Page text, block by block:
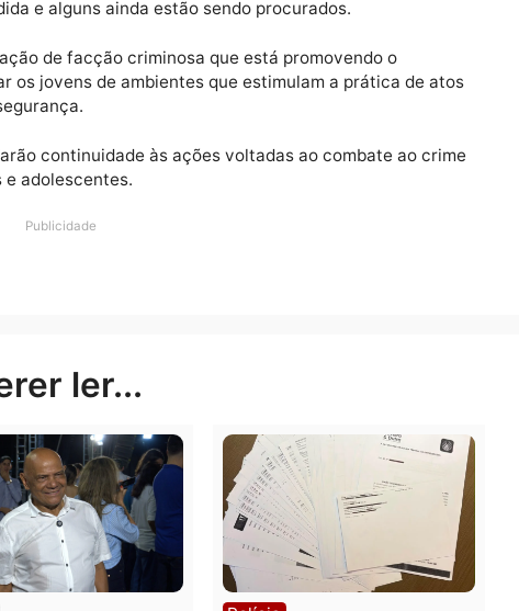
e passaram a integrar organização criminosa e,
Juízo da Infância e Juventude de Ouro Preto do
e alguns ainda estão sendo procurados.
de facção criminosa que está promovendo o
segurança.
ler...